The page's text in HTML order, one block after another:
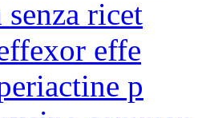
ricet
effe
p